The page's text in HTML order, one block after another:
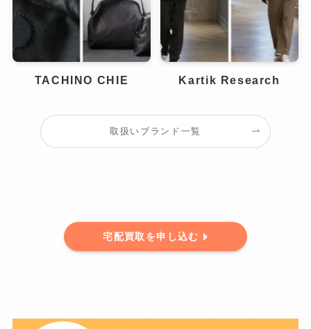
TACHINO CHIE Kartik Research
取扱いブランド一覧
宅配買取を申し込む